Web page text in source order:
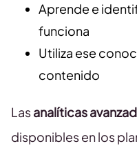
Aprende e
funciona
Utiliza ese
contenido
Lasanalíticas
disponibles en los